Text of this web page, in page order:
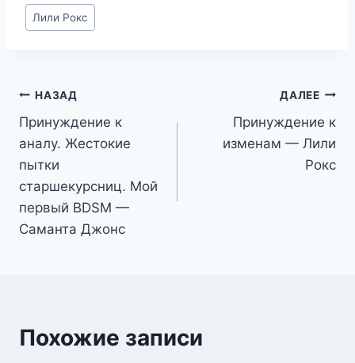
Метки
записи:
Лили Рокс
Навигация
по
записям
НАЗАД
Принуждение к
аналу. Жестокие
пытки
старшекурсниц. Мой
первый BDSM —
Саманта Джонс
ДАЛЕЕ
Принуждение к
изменам — Лили
Рокс
Похожие записи